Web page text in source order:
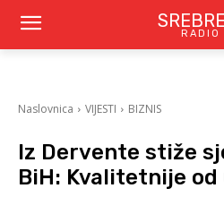
RADIO
Naslovnica VIJESTI BIZNIS
Iz Dervente stiže
BiH: Kvalitetnije od